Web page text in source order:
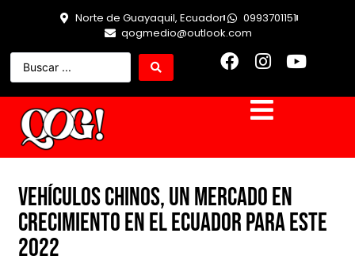
Norte de Guayaquil, Ecuador
0993701151
qogmedio@outlook.com
Vehículos chinos, un mercado en
crecimiento en el Ecuador para este
2022